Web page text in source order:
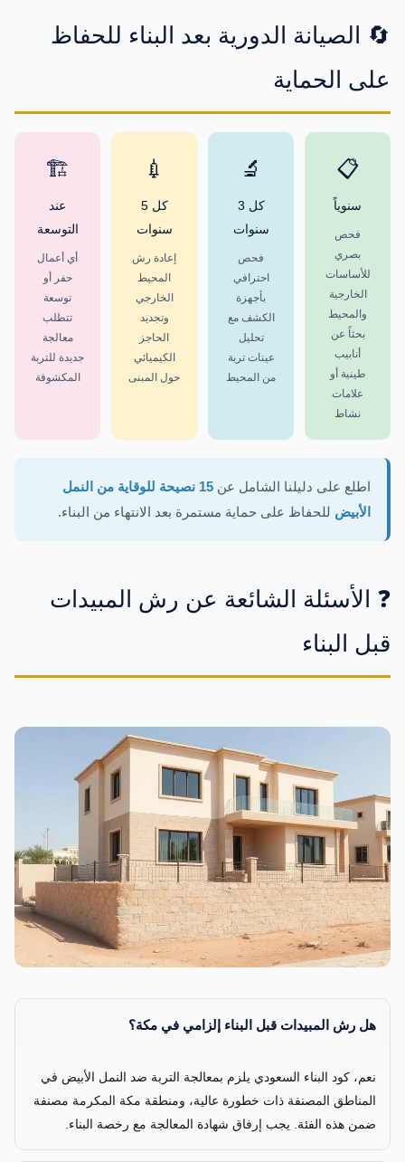
🔄 الصيانة الدورية بعد البناء للحفاظ
على الحماية
📋
سنوياً
فحص
بصري
للأساسات
الخارجية
والمحيط
بحثاً عن
أنابيب
طينية أو
علامات
نشاط
🔬
كل 3
سنوات
فحص
احترافي
بأجهزة
الكشف مع
تحليل
عينات تربة
من المحيط
💉
كل 5
سنوات
إعادة رش
المحيط
الخارجي
وتجديد
الحاجز
الكيميائي
حول المبنى
🏗️
عند
التوسعة
أي أعمال
حفر أو
توسعة
تتطلب
معالجة
جديدة للتربة
المكشوفة
اطلع على دليلنا الشامل عن
15 نصيحة للوقاية من النمل
الأبيض للحفاظ على حماية مستمرة بعد الانتهاء من البناء.
❓ الأسئلة الشائعة عن رش المبيدات
قبل البناء
هل رش المبيدات قبل البناء إلزامي في مكة؟
نعم، كود البناء السعودي يلزم بمعالجة التربة ضد النمل الأبيض في
المناطق المصنفة ذات خطورة عالية، ومنطقة مكة المكرمة مصنفة
ضمن هذه الفئة. يجب إرفاق شهادة المعالجة مع رخصة البناء.